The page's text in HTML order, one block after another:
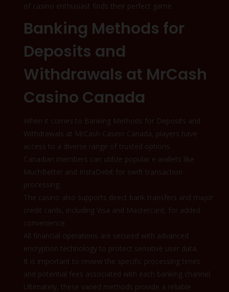
of casino enthusiast finds their perfect game.
Banking Methods for
Deposits and
Withdrawals at MrCash
Casino Canada
When it comes to Banking Methods for Deposits and
Withdrawals at MrCash Casino Canada, players have
access to a diverse range of trusted options.
Canadian members can utilize popular e-wallets like
MuchBetter and InstaDebit for swift transaction
processing.
The casino also supports direct bank transfers and major
credit cards, including Visa and Mastercard, for added
convenience.
All financial operations are secured with advanced
encryption technology to protect sensitive user data.
It is important to review the specific processing times
and potential fees associated with each banking channel.
Ultimately, these varied methods provide a reliable